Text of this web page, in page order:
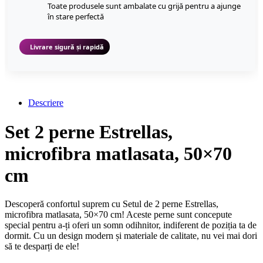
Toate produsele sunt ambalate cu grijă pentru a ajunge
în stare perfectă
Livrare sigură și rapidă
Descriere
Set 2 perne Estrellas,
microfibra matlasata, 50×70
cm
Descoperă confortul suprem cu Setul de 2 perne Estrellas,
microfibra matlasata, 50×70 cm! Aceste perne sunt concepute
special pentru a-ți oferi un somn odihnitor, indiferent de poziția ta de
dormit. Cu un design modern și materiale de calitate, nu vei mai dori
să te desparți de ele!